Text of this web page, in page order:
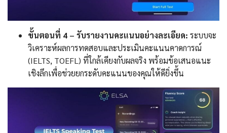
ขั้นตอนที่ 4 – รับรายงานคะแนนอย่างละเอียด: ระบบจะ
วิเคราะห์ผลการทดสอบและประเมินคะแนนคาดการณ์
(IELTS, TOEFL) ที่ใกล้เคียงกับผลจริง พร้อมข้อเสนอแนะ
เชิงลึกเพื่อช่วยยกระดับคะแนนของคุณให้ดียิ่งขึ้น